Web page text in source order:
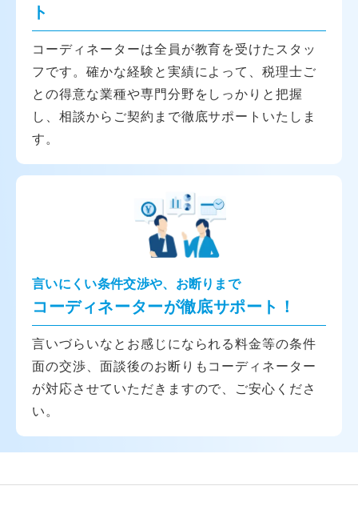
ト
コーディネーターは全員が教育を受けたスタッ
フです。確かな経験と実績によって、税理士ご
との得意な業種や専門分野をしっかりと把握
し、相談からご契約まで徹底サポートいたしま
す。
言いにくい条件交渉や、お断りまで
コーディネーターが徹底サポート！
言いづらいなとお感じになられる料金等の条件
面の交渉、面談後のお断りもコーディネーター
が対応させていただきますので、ご安心くださ
い。